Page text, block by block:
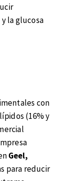
la glucosa
con
(16% y
Geel,
para reducir